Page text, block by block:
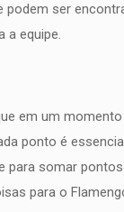
podem ser
a equipe.
em um
ponto é
para somar
para o